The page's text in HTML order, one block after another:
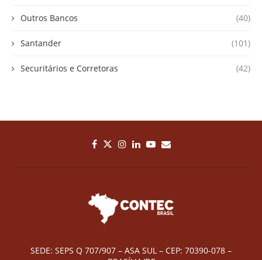
Outros Bancos (40)
Santander (101)
Securitários e Corretoras (42)
SEDE: SEPS Q 707/907 – ASA SUL – CEP: 70390-078 –